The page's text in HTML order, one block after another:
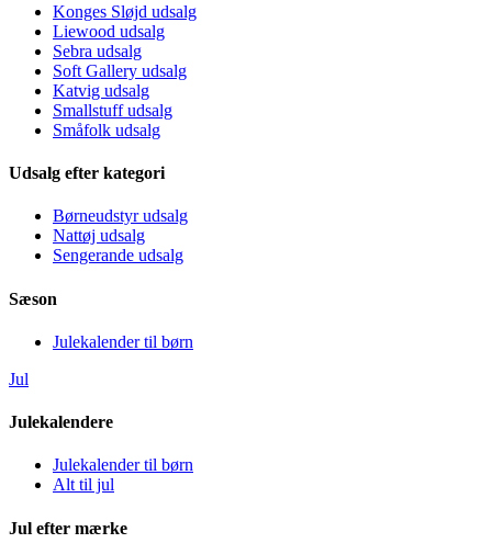
Konges Sløjd udsalg
Liewood udsalg
Sebra udsalg
Soft Gallery udsalg
Katvig udsalg
Smallstuff udsalg
Småfolk udsalg
Udsalg efter kategori
Børneudstyr udsalg
Nattøj udsalg
Sengerande udsalg
Sæson
Julekalender til børn
Jul
Julekalendere
Julekalender til børn
Alt til jul
Jul efter mærke